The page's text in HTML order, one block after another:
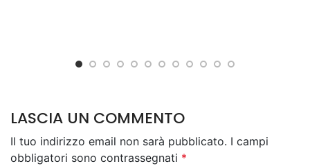
LASCIA UN COMMENTO
Il tuo indirizzo email non sarà pubblicato. I campi
obbligatori sono contrassegnati *